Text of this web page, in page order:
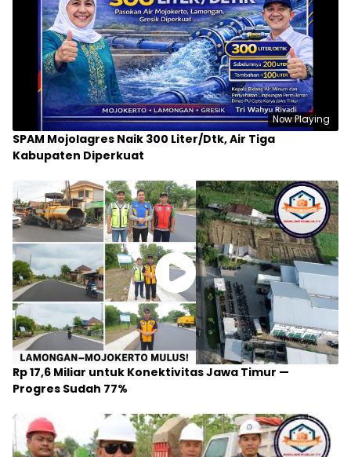
Now Playing
SPAM Mojolagres Naik 300 Liter/Dtk, Air Tiga
Kabupaten Diperkuat
Rp 17,6 Miliar untuk Konektivitas Jawa Timur —
Progres Sudah 77%